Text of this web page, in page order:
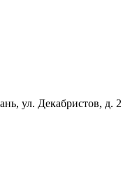
ул. Декабристов, д. 2